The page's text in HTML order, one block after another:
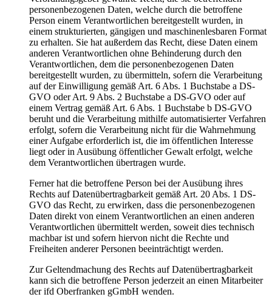
personenbezogenen Daten, welche durch die betroffene
Person einem Verantwortlichen bereitgestellt wurden, in
einem strukturierten, gängigen und maschinenlesbaren Format
zu erhalten. Sie hat außerdem das Recht, diese Daten einem
anderen Verantwortlichen ohne Behinderung durch den
Verantwortlichen, dem die personenbezogenen Daten
bereitgestellt wurden, zu übermitteln, sofern die Verarbeitung
auf der Einwilligung gemäß Art. 6 Abs. 1 Buchstabe a DS-
GVO oder Art. 9 Abs. 2 Buchstabe a DS-GVO oder auf
einem Vertrag gemäß Art. 6 Abs. 1 Buchstabe b DS-GVO
beruht und die Verarbeitung mithilfe automatisierter Verfahren
erfolgt, sofern die Verarbeitung nicht für die Wahrnehmung
einer Aufgabe erforderlich ist, die im öffentlichen Interesse
liegt oder in Ausübung öffentlicher Gewalt erfolgt, welche
dem Verantwortlichen übertragen wurde.
Ferner hat die betroffene Person bei der Ausübung ihres
Rechts auf Datenübertragbarkeit gemäß Art. 20 Abs. 1 DS-
GVO das Recht, zu erwirken, dass die personenbezogenen
Daten direkt von einem Verantwortlichen an einen anderen
Verantwortlichen übermittelt werden, soweit dies technisch
machbar ist und sofern hiervon nicht die Rechte und
Freiheiten anderer Personen beeinträchtigt werden.
Zur Geltendmachung des Rechts auf Datenübertragbarkeit
kann sich die betroffene Person jederzeit an einen Mitarbeiter
der ifd Oberfranken gGmbH wenden.